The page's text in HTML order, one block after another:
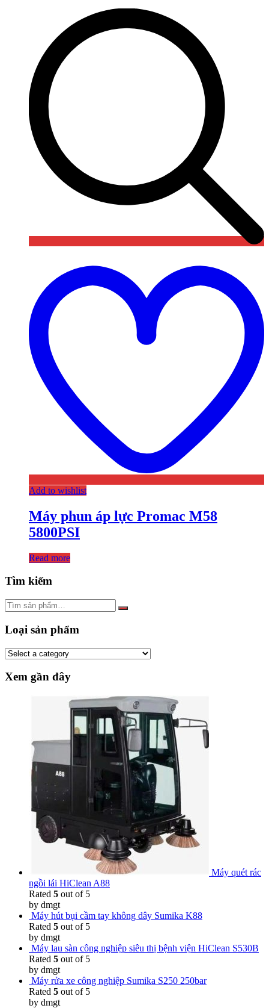
Add to wishlist
Máy phun áp lực Promac M58
5800PSI
Read more
Tìm kiếm
Loại sản phẩm
Xem gần đây
Máy quét rác
ngồi lái HiClean A88
Rated 5 out of 5
by dmgt
Máy hút bụi cầm tay không dây Sumika K88
Rated 5 out of 5
by dmgt
Máy lau sàn công nghiệp siêu thị bệnh viện HiClean S530B
Rated 5 out of 5
by dmgt
Máy rửa xe công nghiệp Sumika S250 250bar
Rated 5 out of 5
by dmgt